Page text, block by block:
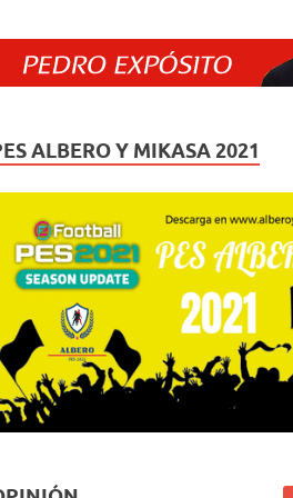
ALBERO Y MIKASA 2021